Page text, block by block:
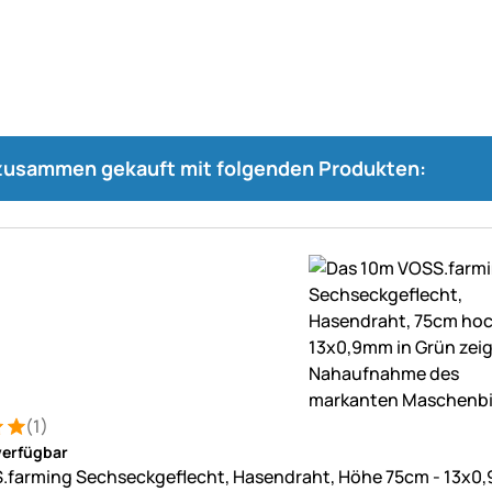
gekauft mit folgenden Produkten:
5 von 5 (1 Bewertungen)
(1)
Sechseckgeflecht, Hasendraht, Höhe 75cm -